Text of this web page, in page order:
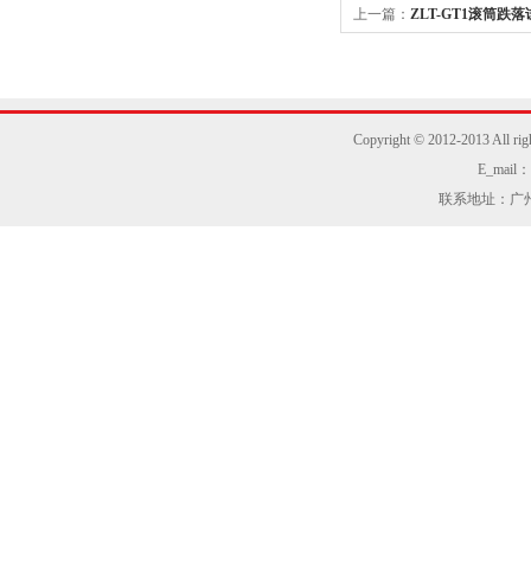
上一篇： ZLT-GT1滚筒跌落
Copyright © 2012-2013 All
E_mail
联系地址：广